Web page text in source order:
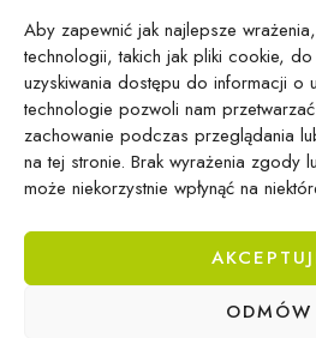
Aby zapewnić jak najlepsze
technologii, takich jak pliki cookie,
uzyskiwania dostępu do informacji o
technologie pozwoli nam
zachowanie podczas przeglądania
na tej stronie. Brak wyrażenia zgody
może niekorzystnie wpłynąć na
ODMÓW
Widelec:Carbon Gravel Disc –
widelec gwarantujący precyzję
Napęd:1x12
Przerzutka / Manetki:
niezawodny osprzęt stworzony
Hamulce:Hydrauliczne
pewność hamowania w każdych
28 cali
Przystosowane do
Czytaj więcej
Informacje dodatkowe
Rozmiar S